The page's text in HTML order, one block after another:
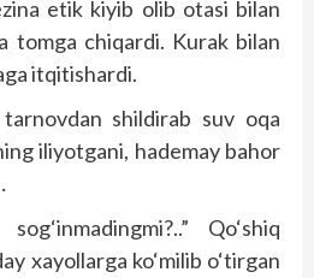
etik kiyib olib otasi bilan
tomga chiqardi. Kurak bilan
itqitishardi.
shildirab suv oqa
iliyotgani, hademay bahor
Qo‘shiq
xayollarga ko‘milib o‘tirgan